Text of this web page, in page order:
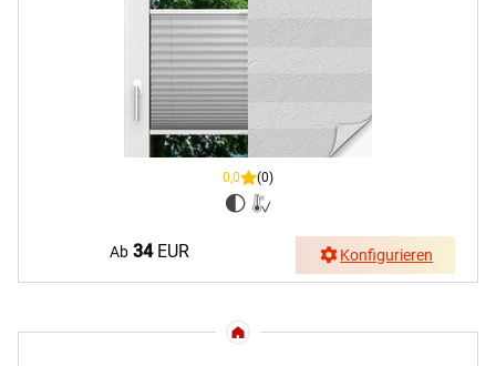
0,0 (0)
Ab 34EUR Konfigurieren